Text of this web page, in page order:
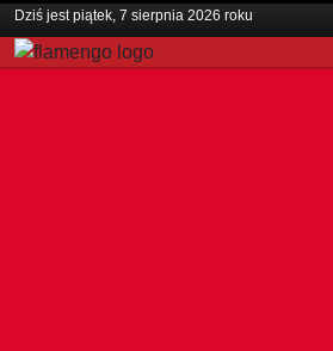
Dziś jest piątek, 7 sierpnia 2026 roku